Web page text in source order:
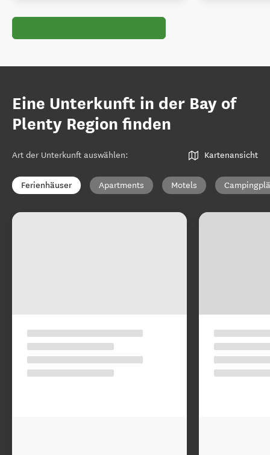
Eine Unterkunft in der Bay of
Plenty Region finden
Art der Unterkunft auswählen: Kartenansicht
Ferienhäuser Apartments Motels